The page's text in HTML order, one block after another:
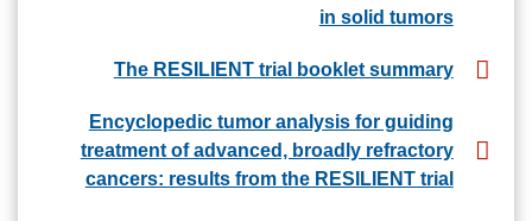
in solid tumors
The RESILIENT trial booklet summary
Encyclopedic tumor analysis for guiding
treatment of advanced, broadly refractory
cancers: results from the RESILIENT trial